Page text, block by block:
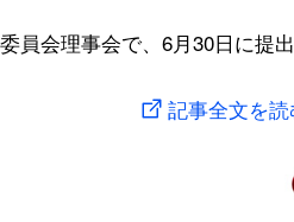
員会理事会で、6月30日に提
記事全文を読